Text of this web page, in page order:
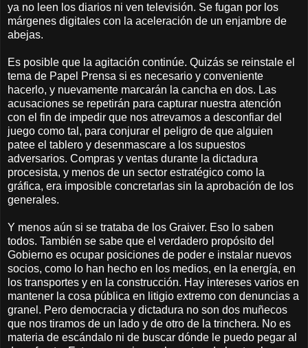
ya no leen los diarios ni ven televisión. Se fugan por los
márgenes digitales con la aceleración de un enjambre de
abejas.
Es posible que la agitación continúe. Quizás se reinstale el
tema de Papel Prensa si es necesario y conveniente
hacerlo, y nuevamente marcarán la cancha en dos. Las
acusaciones se repetirán para capturar nuestra atención
con el fin de impedir que nos atrevamos a desconfiar del
juego como tal, para conjurar el peligro de que alguien
patee el tablero y desenmascare a los supuestos
adversarios. Compras y ventas durante la dictadura
procesista, y menos de un sector estratégico como la
gráfica, era imposible concretarlas sin la aprobación de los
generales.
Y menos aún si se trataba de los Graiver. Eso lo saben
todos. También se sabe que el verdadero propósito del
Gobierno es ocupar posiciones de poder e instalar nuevos
socios, como lo han hecho en los medios, en la energía, en
los transportes y en la construcción. Hay intereses varios en
mantener la cosa pública en litigio extremo con denuncias a
granel. Pero democracia y dictadura no son dos muñecos
que nos tiramos de un lado y de otro de la trinchera. No es
materia de escándalo ni de buscar dónde le puedo pegar al